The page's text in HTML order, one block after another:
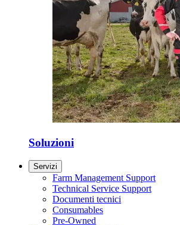
Soluzioni
Servizi
Farm Management Support
Technical Service Support
Documenti tecnici
Consumables
Pre-Owned